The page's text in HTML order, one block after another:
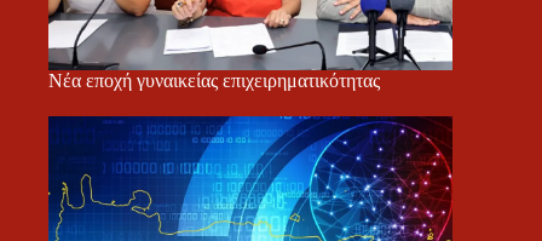
Νέα εποχή γυναικείας επιχειρηματικότητας